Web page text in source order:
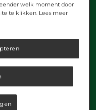
welk moment door
te klikken. Lees meer